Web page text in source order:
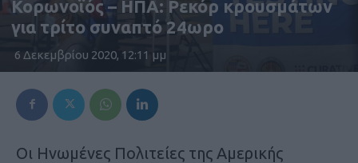
Κορωνοϊός – ΗΠΑ: Ρεκόρ κρουσμάτων
για τρίτο συναπτό 24ωρο
6 Δεκεμβρίου 2020, 12:11 μμ
Οι Ηνωμένες Πολιτείες της Αμερικής